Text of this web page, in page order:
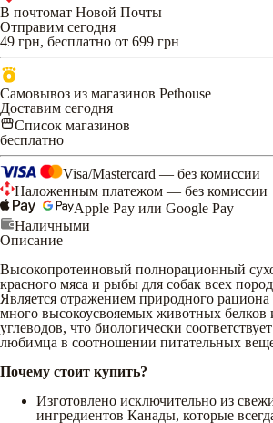
В почтомат Новой Почты
Отправим сегодня
49 грн, бесплатно от 699 грн
Самовывоз из магазинов Pethouse
Доставим сегодня
Список магазинов
бесплатно
Visa/Mastercard — без комиссии
Наложенным платежом — без комиссии
Apple Pay или Google Pay
Наличными
Описание
Высокопротеиновый полнорационный
красного мяса и рыбы для собак всех
Является отражением природного рациона
много высокоусвояемых животных
углеводов, что биологически
любимца в соотношении питательных
Почему стоит купить?
Изготовлено исключительно из
ингредиентов Канады, которые